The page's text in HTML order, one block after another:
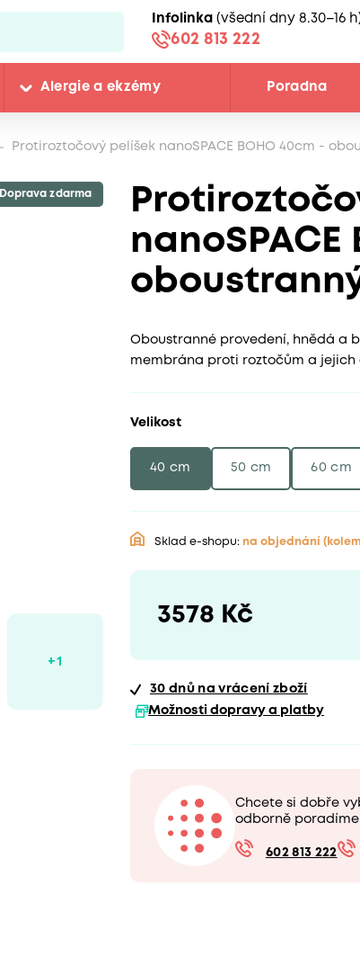
Infolinka (všední dny 8.30–16
602 813 222
Alergie a ekzémy Poradna
Protiroztočový pelíšek nanoSPACE BOHO 40cm -
nanoSPACE
Doprava zdarma
Oboustranné provedení, hnědá a
membrána proti roztočům a jejich
Velikost
40 cm 50 cm 60 cm
Sklad e-shopu: na objednání
3578 Kč
30 dnů na vrácení zboží
Možnosti dopravy a platby
Chcete si dobře
odborně
602 813 222